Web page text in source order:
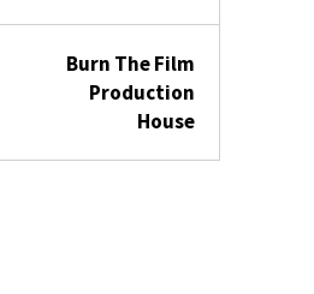
Burn The Film
Production
House